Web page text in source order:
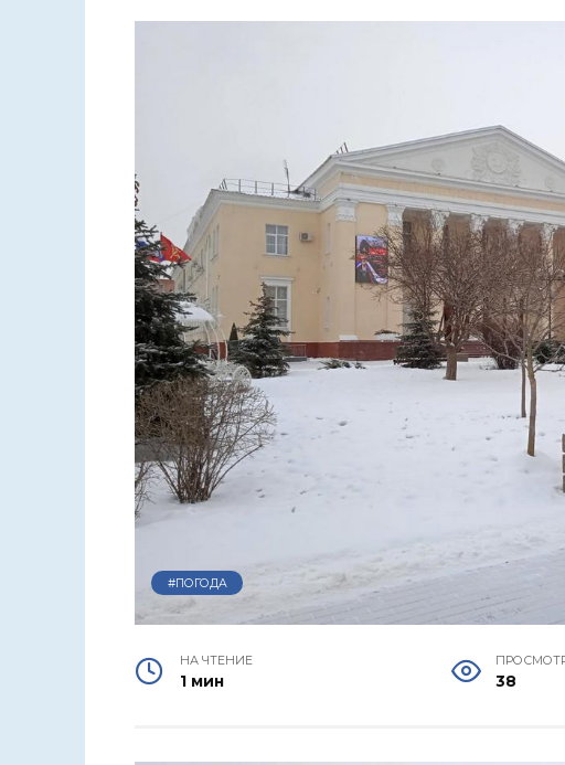
#ПОГОДА
НА ЧТЕНИЕ
1 мин 38